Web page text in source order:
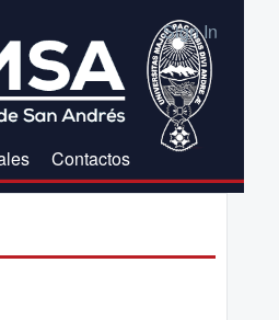
Sign In
Contactos